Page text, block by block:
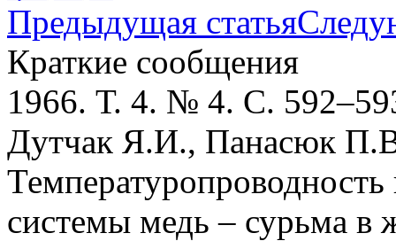
Предыдущая статья
Краткие сообщения
1966. Т. 4. № 4. С.
Дутчак Я.И., Панасюк
Температуропроводность
системы медь – сурьма в